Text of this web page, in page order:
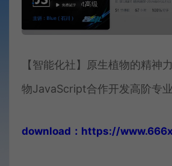
【智能化社】原生植物的精
物JavaScript合作开发高阶专
download：https://